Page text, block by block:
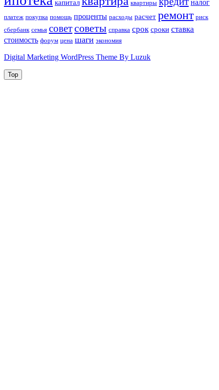
капитал квартиры налог
платеж покупка помощь проценты расходы расчет ремонт риск
сбербанк семья советсоветы справка срок сроки ставка
стоимость форум цена шаги экономия
Digital Marketing WordPress Theme By Luzuk
Top